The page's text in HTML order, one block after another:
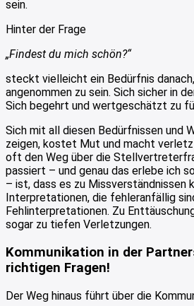
sein.
Hinter der Frage
„Findest du mich schön?“
steckt vielleicht ein Bedürfnis
angenommen zu sein. Sich sicher in
Sich begehrt und wertgeschätzt zu
Sich mit all diesen Bedürfnissen und
zeigen, kostet Mut und macht
oft den Weg über die
passiert – und genau das erlebe ich
– ist, dass es zu Missverständnissen
Interpretationen, die fehleranfällig
Fehlinterpretationen. Zu
sogar zu tiefen Verletzungen.
Kommunikation in der
richtigen Fragen!
Der Weg hinaus führt über die